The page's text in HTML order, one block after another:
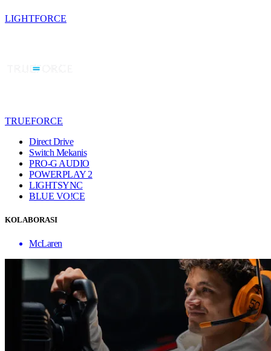
LIGHTFORCE
TRUEFORCE
Direct Drive
Switch Mekanis
PRO-G AUDIO
POWERPLAY 2
LIGHTSYNC
BLUE VO!CE
KOLABORASI
McLaren